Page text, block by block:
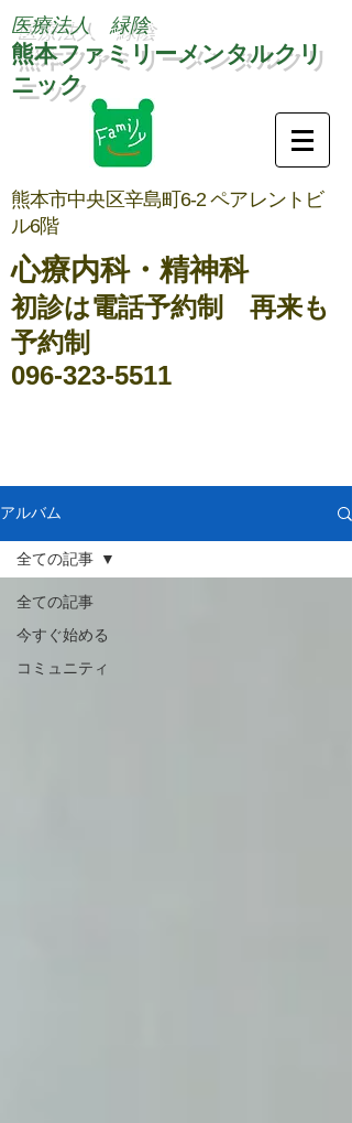
医療法人 緑陰
熊本ファミリーメンタルクリ
ニック
熊本市中央区辛島町6-2 ペアレントビ
ル6階
​心療内科・精神科
​初診は電話予約制 再来も
予約制
096-323-5511
アルバム
全ての記事
今すぐ始める
コミュニティ
全ての記事